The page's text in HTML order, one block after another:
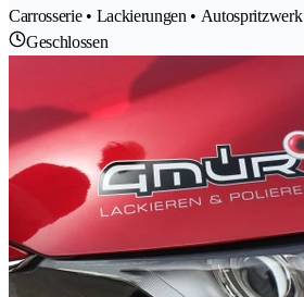
Carrosserie • Lackierungen • Autospritzwerk
Geschlossen